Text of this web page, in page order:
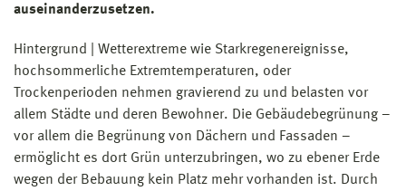
auseinanderzusetzen.
Hintergrund | Wetterextreme wie Starkregenereignisse,
hochsommerliche Extremtemperaturen, oder
Trockenperioden nehmen gravierend zu und belasten vor
allem Städte und deren Bewohner. Die Gebäudebegrünung –
vor allem die Begrünung von Dächern und Fassaden –
ermöglicht es dort Grün unterzubringen, wo zu ebener Erde
wegen der Bebauung kein Platz mehr vorhanden ist. Durch